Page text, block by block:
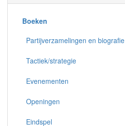
Boeken
Partijverzamelingen en biografie
Tactiek/strategie
Evenementen
Openingen
Eindspel